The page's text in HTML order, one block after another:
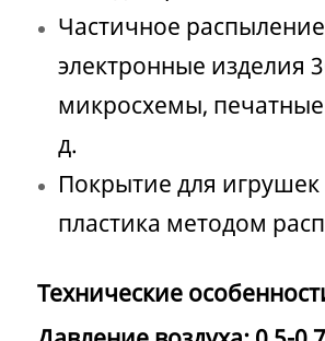
Частичное
электронные изделия
микросхемы,
д.
Покрытие для
пластика методом
Технические